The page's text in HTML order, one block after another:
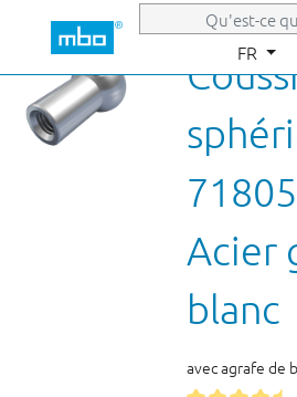
Passer au contenu principal
FR
Acier
blanc
avec agrafe de